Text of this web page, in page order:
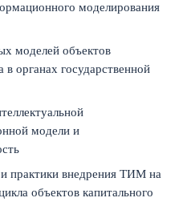
моделирования
моделей объектов
в органах государственной
модели и
практики внедрения ТИМ на
объектов капитального